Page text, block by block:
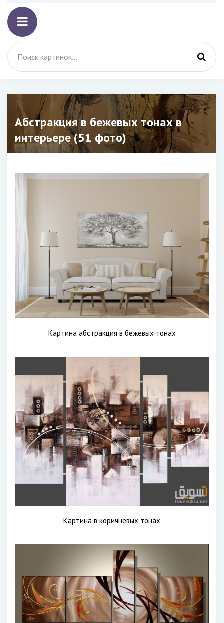
Абстракция в бежевых тонах в
интерьере (51 фото)
Картина абстракция в бежевых тонах
Картина в коричневых тонах